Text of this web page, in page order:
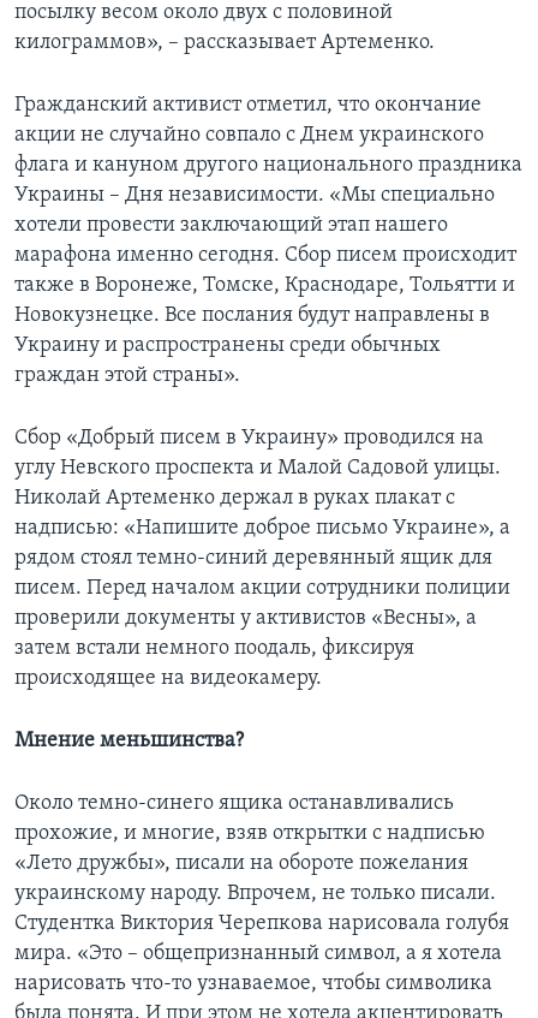
посылку весом около двух с половиной
килограммов», – рассказывает Артеменко.
Гражданский активист отметил, что окончание
акции не случайно совпало с Днем украинского
флага и кануном другого национального праздника
Украины – Дня независимости. «Мы специально
хотели провести заключающий этап нашего
марафона именно сегодня. Сбор писем происходит
также в Воронеже, Томске, Краснодаре, Тольятти и
Новокузнецке. Все послания будут направлены в
Украину и распространены среди обычных
граждан этой страны».
Сбор «Добрый писем в Украину» проводился на
углу Невского проспекта и Малой Садовой улицы.
Николай Артеменко держал в руках плакат с
надписью: «Напишите доброе письмо Украине», а
рядом стоял темно-синий деревянный ящик для
писем. Перед началом акции сотрудники полиции
проверили документы у активистов «Весны», а
затем встали немного поодаль, фиксируя
происходящее на видеокамеру.
Мнение меньшинства?
Около темно-синего ящика останавливались
прохожие, и многие, взяв открытки с надписью
«Лето дружбы», писали на обороте пожелания
украинскому народу. Впрочем, не только писали.
Студентка Виктория Черепкова нарисовала голубя
мира. «Это – общепризнанный символ, а я хотела
нарисовать что-то узнаваемое, чтобы символика